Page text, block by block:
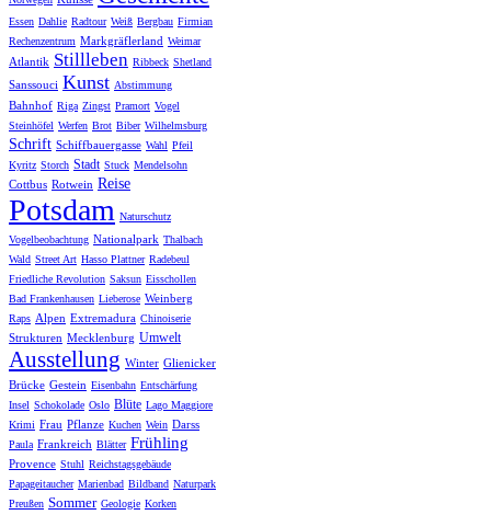
Essen Dahlie Radtour Weiß Bergbau Firmian
Rechenzentrum Markgräflerland Weimar
Atlantik Stillleben Ribbeck Shetland
Sanssouci Kunst Abstimmung
Bahnhof Riga Zingst Pramort Vogel
Steinhöfel Werfen Brot Biber Wilhelmsburg
Schrift Schiffbauergasse Wahl Pfeil
Kyritz Storch Stadt Stuck Mendelsohn
Cottbus Rotwein Reise
Potsdam Naturschutz
Vogelbeobachtung Nationalpark Thalbach
Wald Street Art Hasso Plattner Radebeul
Friedliche Revolution Saksun Eisschollen
Bad Frankenhausen Lieberose Weinberg
Raps Alpen Extremadura Chinoiserie
Strukturen Mecklenburg Umwelt
Ausstellung Winter Glienicker
Brücke Gestein Eisenbahn Entschärfung
Insel Schokolade Oslo Blüte Lago Maggiore
Krimi Frau Pflanze Kuchen Wein Darss
Paula Frankreich Blätter Frühling
Provence Stuhl Reichstagsgebäude
Papageitaucher Marienbad Bildband Naturpark
Preußen Sommer Geologie Korken